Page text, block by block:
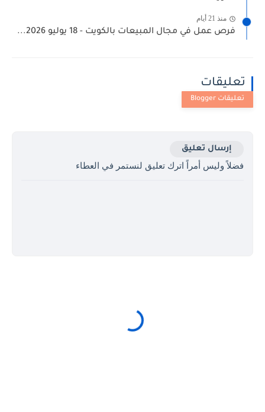
منذ 21 أيام
فرص عمل في مجال المبيعات بالكويت - 18 يوليو 2026...
تعليقات
إرسال تعليق
فضلاً وليس أمراً اترك تعليق لنستمر في العطاء